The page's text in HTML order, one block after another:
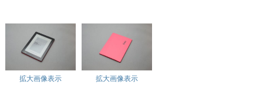
拡大画像表示 拡大画像表示